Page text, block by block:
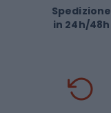
Spedizione
in 24h/48h